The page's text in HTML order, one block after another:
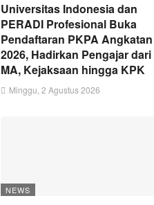
Universitas Indonesia dan
PERADI Profesional Buka
Pendaftaran PKPA
2026, Hadirkan Pengajar dari
MA, Kejaksaan hingga KPK
Minggu, 2 Agustus 2026
NEWS